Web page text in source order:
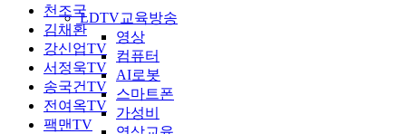
LDTV교육방송
영상
컴퓨터
AI로봇
스마트폰
가성비
천조국
김채환
강신업TV
서정욱TV
송국건TV
전여옥TV
팩맨TV